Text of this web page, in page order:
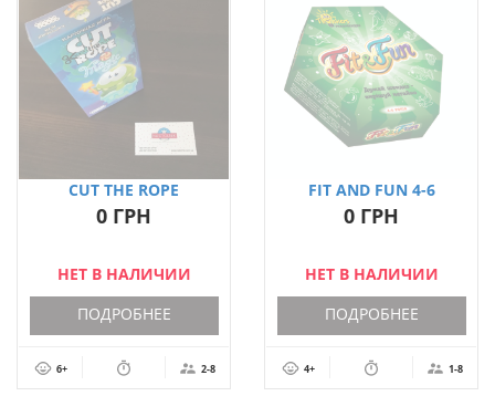
CUT THE ROPE
(ИЗДАНИЕ MAGIC)
0 ГРН
НЕТ В НАЛИЧИИ
ПОДРОБНЕЕ
6+ 2-8
FIT AND FUN 4-6
РОКІВ УКРАЇНСЬКОЮ
0 ГРН
НЕТ В НАЛИЧИИ
ПОДРОБНЕЕ
4+ 1-8